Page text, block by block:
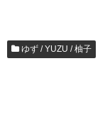
ゆず / YUZU / 柚子